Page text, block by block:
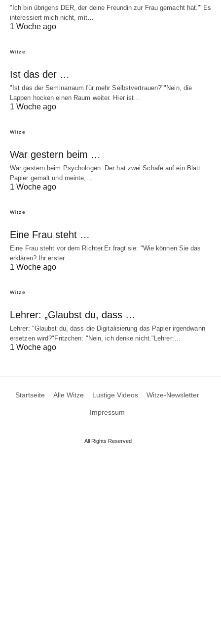
"Ich bin übrigens DER, der deine Freundin zur Frau gemacht hat.""Es
interessiert mich nicht, mit…
1 Woche ago
Witze
Ist das der …
"Ist das der Seminarraum für mehr Selbstvertrauen?""Nein, die
Lappen hocken einen Raum weiter. Hier ist…
1 Woche ago
Witze
War gestern beim …
War gestern beim Psychologen. Der hat zwei Schafe auf ein Blatt
Papier gemalt und meinte,…
1 Woche ago
Witze
Eine Frau steht …
Eine Frau steht vor dem Richter.Er fragt sie: "Wie können Sie das
erklären? Ihr erster…
1 Woche ago
Witze
Lehrer: „Glaubst du, dass …
Lehrer: "Glaubst du, dass die Digitalisierung das Papier irgendwann
ersetzen wird?"Fritzchen: "Nein, ich denke nicht."Lehrer:…
1 Woche ago
Startseite Alle Witze Lustige Videos Witze-Newsletter
Impressum
All Rights Reserved